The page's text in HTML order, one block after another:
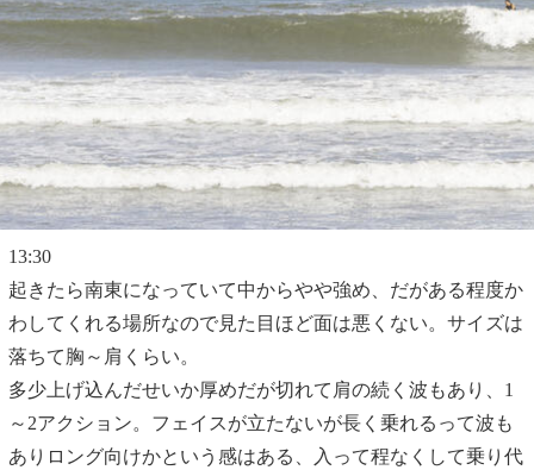
13:30
起きたら南東になっていて中からやや強め、だがある程度か
わしてくれる場所なので見た目ほど面は悪くない。サイズは
落ちて胸～肩くらい。
多少上げ込んだせいか厚めだが切れて肩の続く波もあり、1
～2アクション。フェイスが立たないが長く乗れるって波も
ありロング向けかという感はある、入って程なくして乗り代